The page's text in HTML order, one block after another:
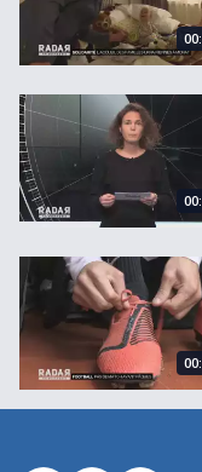
Verdict dans
Pas de foot avant